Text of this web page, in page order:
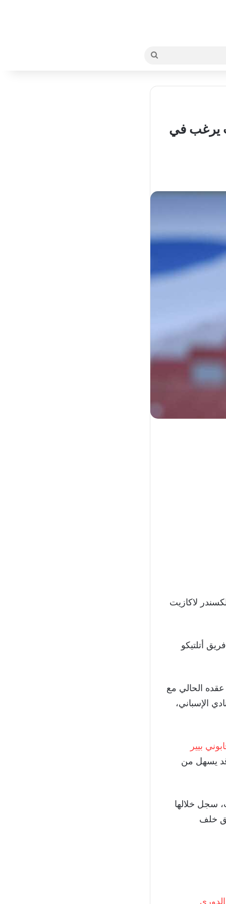
يرغب في
لاكازيت
أتلتيكو
الحالي مع
الإسباني،
بيير
يسهل من
المسابقات، سجل خلالها
خلف